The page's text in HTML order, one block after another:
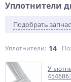
Уплотнители
Подобрать
Уплотнители: 14 По: